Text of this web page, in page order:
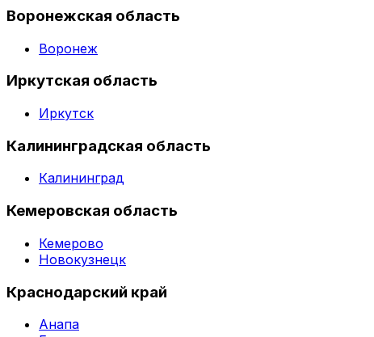
Воронежская область
Воронеж
Иркутская область
Иркутск
Калининградская область
Калининград
Кемеровская область
Кемерово
Новокузнецк
Краснодарский край
Анапа